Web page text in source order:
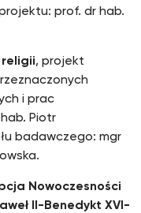
prof. dr hab.
religii, projekt
i prac
Piotr
badawczego: mgr
Nowoczesności
II-Benedykt XVI-